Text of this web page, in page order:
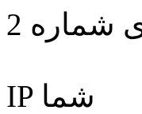
شماره 2
IP شما